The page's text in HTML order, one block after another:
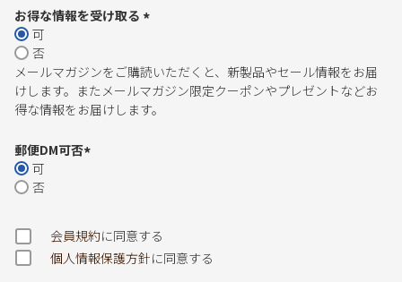
)
お得な情報を受け取る
須
)
可
否
メールマガジンをご購読いただくと、新製品やセール情報をお届
けします。またメールマガジン限定クーポンやプレゼントなどお
得な情報をお届けします。
郵便DM可否
)
可
否
会員規約に同意する
個人情報保護方針に同意する